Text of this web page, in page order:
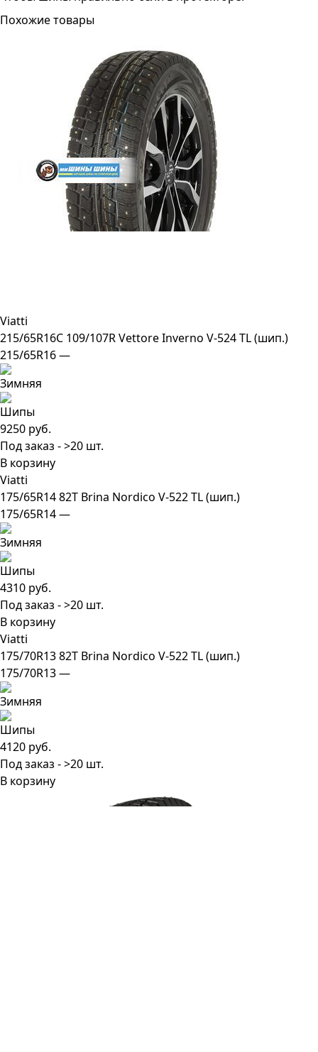
Похожие товары
Viatti
215/65R16C 109/107R Vettore Inverno V-524 TL (шип.)
215/65R16 —
9250 руб.
Под заказ - >20 шт.
В корзину
Viatti
175/65R14 82T Brina Nordico V-522 TL (шип.)
175/65R14 —
4310 руб.
Под заказ - >20 шт.
В корзину
Viatti
175/70R13 82T Brina Nordico V-522 TL (шип.)
175/70R13 —
4120 руб.
Под заказ - >20 шт.
В корзину